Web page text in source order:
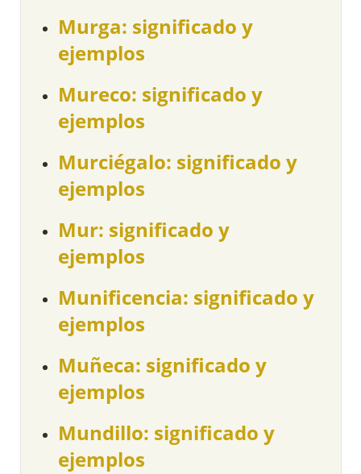
Murga: significado y
ejemplos
Mureco: significado y
ejemplos
Murciégalo: significado y
ejemplos
Mur: significado y
ejemplos
Munificencia: significado y
ejemplos
Muñeca: significado y
ejemplos
Mundillo: significado y
ejemplos